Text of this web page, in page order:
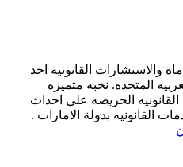
والاستشارات القانونيه احد
المتحده. نخبه متميزه
الحريصه على احداث
القانونيه بدولة الامارات .